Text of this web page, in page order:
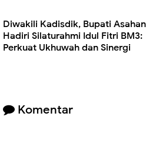
Diwakili Kadisdik, Bupati Asahan
Hadiri Silaturahmi Idul Fitri BM3:
Perkuat Ukhuwah dan Sinergi
Komentar